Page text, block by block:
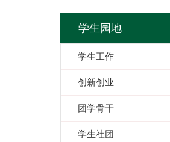
学生园地
学生工作
创新创业
团学骨干
学生社团